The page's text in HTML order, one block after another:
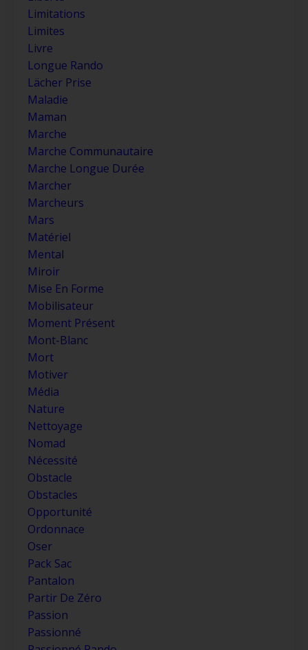
Limitations
Limites
Livre
Longue Rando
Lächer Prise
Maladie
Maman
Marche
Marche Communautaire
Marche Longue Durée
Marcher
Marcheurs
Mars
Matériel
Mental
Miroir
Mise En Forme
Mobilisateur
Moment Présent
Mont-Blanc
Mort
Motiver
Média
Nature
Nettoyage
Nomad
Nécessité
Obstacle
Obstacles
Opportunité
Ordonnace
Oser
Pack Sac
Pantalon
Partir De Zéro
Passion
Passionné